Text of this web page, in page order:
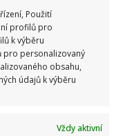
Použití
profilů pro
k výběru
pro personalizovaný
obsahu,
údajů k výběru
Vždy aktivní